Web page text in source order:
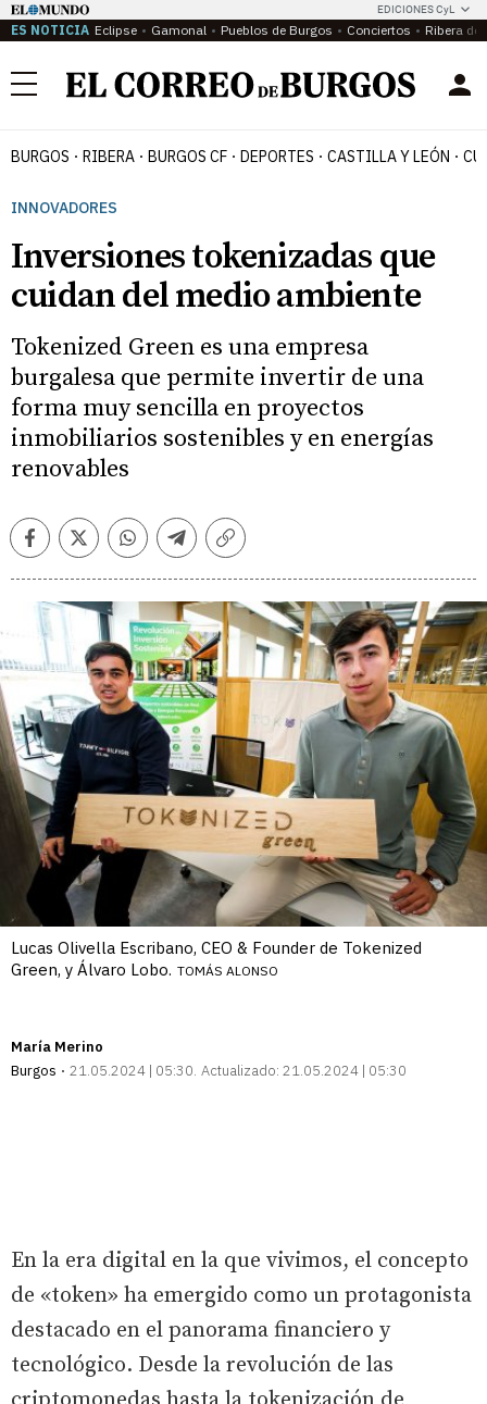
EDICIONES CyL
ES NOTICIA Eclipse Gamonal Pueblos de Burgos Conciertos Ribera del
Menú
BURGOS RIBERA BURGOS CF DEPORTES CASTILLA Y LEÓN
INNOVADORES
Inversiones tokenizadas que
cuidan del medio ambiente
Tokenized Green es una empresa
burgalesa que permite invertir de una
forma muy sencilla en proyectos
inmobiliarios sostenibles y en energías
renovables
FacebookTwitterWhatsappTelegramCopiar
Lucas Olivella Escribano, CEO & Founder de Tokenized
Green, y Álvaro Lobo. TOMÁS ALONSO
María Merino
Burgos
21.05.2024 | 05:30 Actualizado: 21.05.2024 | 05:30
En la era digital en la que vivimos, el concepto
de «token» ha emergido como un protagonista
destacado en el panorama financiero y
tecnológico. Desde la revolución de las